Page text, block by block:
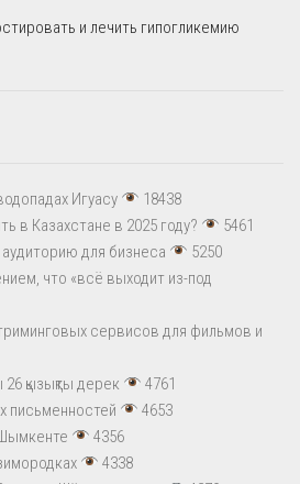
и лечить гипогликемию
Игуасу
18438
в Казахстане в 2025 году?
5461
для бизнеса
5250
что «всё выходит из-под
сервисов для фильмов и
қызықты дерек
4761
письменностей
4653
4356
4338